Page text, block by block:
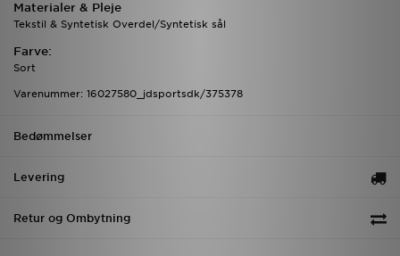
Materialer & Pleje
Tekstil & Syntetisk Overdel/Syntetisk sål
Farve:
Sort
Varenummer: 16027580_jdsportsdk/375378
Bedømmelser
Levering
Retur og Ombytning